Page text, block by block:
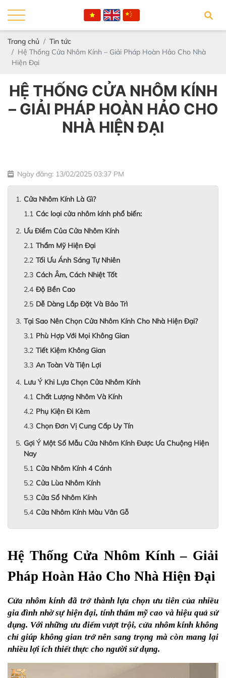
Trang chủ
Tin tức
Hệ Thống Cửa Nhôm Kính – Giải Pháp Hoàn Hảo Cho Nhà
Hiện Đại
HỆ THỐNG CỬA NHÔM KÍNH
– GIẢI PHÁP HOÀN HẢO CHO
NHÀ HIỆN ĐẠI
Ngày đăng: 13/02/2025 03:37 PM
Cửa Nhôm Kính Là Gì?
Các loại cửa nhôm kính phổ biến:
Ưu Điểm Của Cửa Nhôm Kính
Thẩm Mỹ Hiện Đại
Tối Ưu Ánh Sáng Tự Nhiên
Cách Âm, Cách Nhiệt Tốt
Độ Bền Cao
Dễ Dàng Lắp Đặt Và Bảo Trì
Tại Sao Nên Chọn Cửa Nhôm Kính Cho Nhà Hiện Đại?
Phù Hợp Với Mọi Không Gian
Tiết Kiệm Không Gian
An Toàn Và Tiện Lợi
Lưu Ý Khi Lựa Chọn Cửa Nhôm Kính
Chất Lượng Nhôm Và Kính
Phụ Kiện Đi Kèm
Chọn Đơn Vị Cung Cấp Uy Tín
Gợi Ý Một Số Mẫu Cửa Nhôm Kính Được Ưa Chuộng Hiện
Nay
Cửa Nhôm Kính 4 Cánh
Cửa Lùa Nhôm Kính
Cửa Sổ Nhôm Kính
Cửa Nhôm Kính Màu Vân Gỗ
Hệ Thống Cửa Nhôm Kính – Giải
Pháp Hoàn Hảo Cho Nhà Hiện Đại
Cửa nhôm kính đã trở thành lựa chọn ưu tiên của nhiều
gia đình nhờ sự hiện đại, tính thẩm mỹ cao và hiệu quả sử
dụng. Với những ưu điểm vượt trội, cửa nhôm kính không
chỉ giúp không gian trở nên sang trọng mà còn mang lại
nhiều lợi ích thiết thực cho người sử dụng.